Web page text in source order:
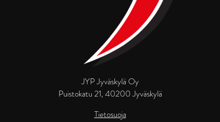
JYP Jyväskylä Oy
Puistokatu 21, 40200 Jyväskylä
Tietosuoja